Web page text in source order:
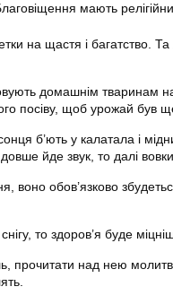
мають
на щастя і багатство.
домашнім тваринам
посіву, щоб урожай був
б’ють у калатала і
йде звук, то далі вовки
воно обов’язково
то здоров’я буде
прочитати над нею